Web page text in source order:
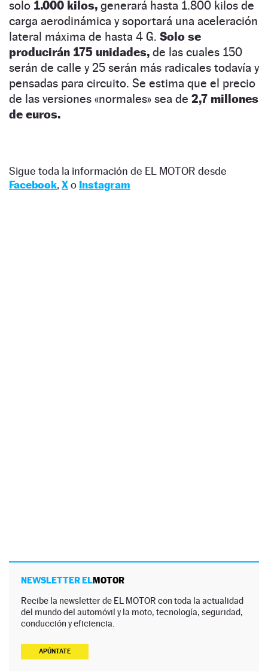
solo 1.000 kilos, generará hasta 1.800 kilos de
carga aerodinámica y soportará una aceleración
lateral máxima de hasta 4 G. Solo se
producirán 175 unidades, de las cuales 150
serán de calle y 25 serán más radicales todavía y
pensadas para circuito. Se estima que el precio
de las versiones «normales» sea de 2,7 millones
de euros.
Sigue toda la información de EL MOTOR desde
Facebook, Xo Instagram
NEWSLETTER ELMOTOR
Recibe la newsletter de EL MOTOR con toda la actualidad
del mundo del automóvil y la moto, tecnología, seguridad,
conducción y eficiencia.
APÚNTATE